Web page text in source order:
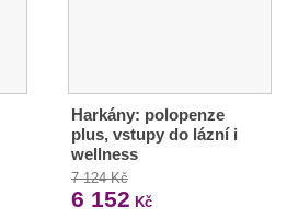
Harkány: polopenze
plus, vstupy do lázní i
wellness
7 124 Kč
6 152 Kč